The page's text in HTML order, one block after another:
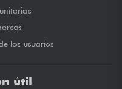
los usuarios
útil